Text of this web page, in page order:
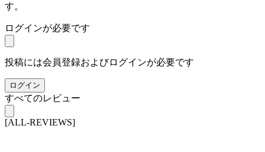
す。
ログインが必要です
投稿には会員登録およびログインが必要です
ログイン
すべてのレビュー
[ALL-REVIEWS]